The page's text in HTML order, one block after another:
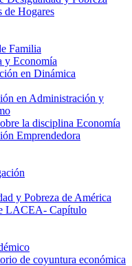
de Hogares
Familia
y Economía
en Dinámica
en Administración y
la disciplina Economía
Emprendedora
y Pobreza de América
LACEA- Capítulo
de coyuntura económica